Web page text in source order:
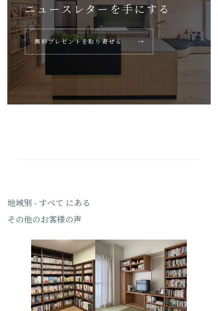
ニュースレターを手にする
無料プレゼントを取り寄せる →
地域別 - すべて にある
その他のお客様の声